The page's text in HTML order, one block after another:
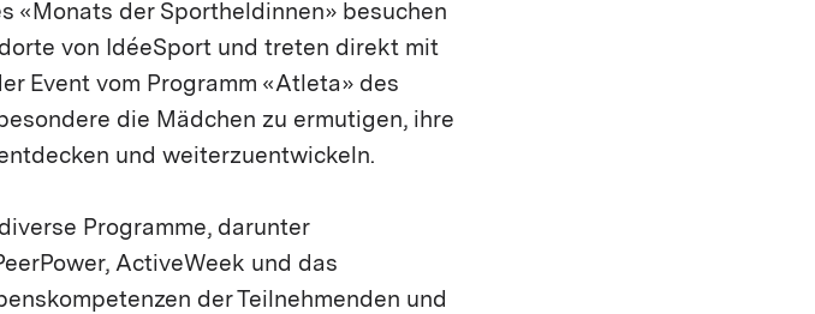
«Monats der Sportheldinnen» besuchen
von IdéeSport und treten direkt mit
Event vom Programm «Atleta» des
die Mädchen zu ermutigen, ihre
und weiterzuentwickeln.
Programme, darunter
ActiveWeek und das
der Teilnehmenden und